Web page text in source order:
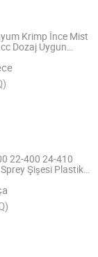
Krimp İnce Mist
Dozaj Uygun
22-400 24-410
Şişesi Plastik